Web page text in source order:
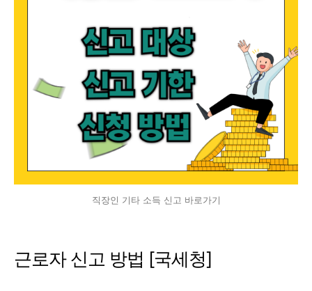
직장인 기타 소득 신고 바로가기
근로자 신고 방법 [국세청]